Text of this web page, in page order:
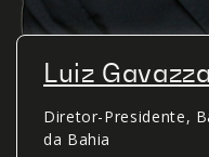
Luiz Gavazza
Diretor-Presidente,
da Bahia